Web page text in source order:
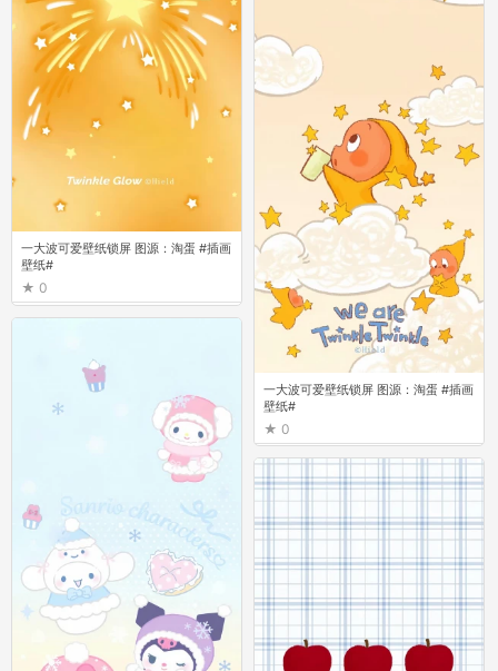
一大波可爱壁纸锁屏 图源：淘蛋 #插画
壁纸#
0
一大波可爱壁纸锁屏 图源：淘蛋 #插画
壁纸#
0